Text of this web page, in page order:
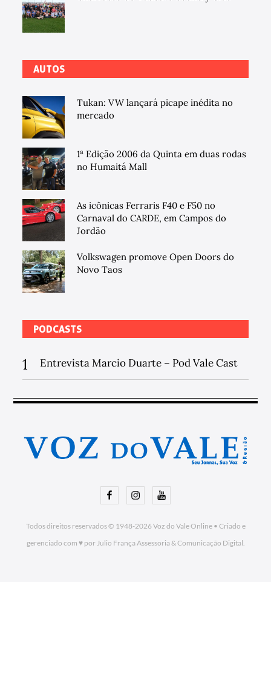
AUTOS
Tukan: VW lançará picape inédita no
mercado
1ª Edição 2006 da Quinta em duas rodas
no Humaitá Mall
As icônicas Ferraris F40 e F50 no
Carnaval do CARDE, em Campos do
Jordão
Volkswagen promove Open Doors do
Novo Taos
PODCASTS
1 Entrevista Marcio Duarte – Pod Vale Cast
FacebookInstagramYoutube
Todos direitos reservados © 1948-2026Voz do Vale Online• Criado e
gerenciado com ♥ por Julio França Assessoria& Comunicação Digital.